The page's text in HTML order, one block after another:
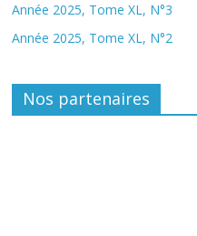
Année 2025, Tome XL, N°3
Année 2025, Tome XL, N°2
Nos partenaires